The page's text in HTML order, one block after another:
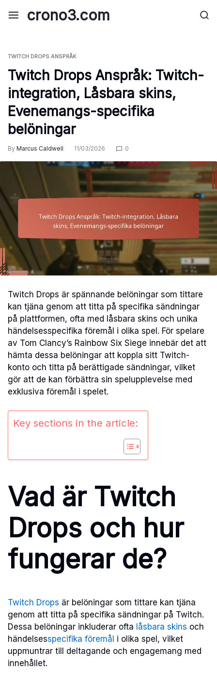
crono3.com
TWITCH DROPS ANSPRÅK
Twitch Drops Anspråk: Twitch-
integration, Låsbara skins,
Evenemangs-specifika
belöningar
By Marcus Caldwell 11/03/2026 0
Twitch Drops är spännande belöningar som tittare
kan tjäna genom att titta på specifika sändningar
på plattformen, ofta med låsbara skins och unika
händelsesspecifika föremål i olika spel. För spelare
av Tom Clancy’s Rainbow Six Siege innebär det att
hämta dessa belöningar att koppla sitt Twitch-
konto och titta på berättigade sändningar, vilket
gör att de kan förbättra sin spelupplevelse med
exklusiva föremål i spelet.
Key sections in the article:
Vad är Twitch
Drops och hur
fungerar de?
Twitch Drops är belöningar som tittare kan tjäna
genom att titta på specifika sändningar på Twitch.
Dessa belöningar inkluderar ofta låsbara skins och
händelsesspecifika föremål i olika spel, vilket
uppmuntrar till deltagande och engagemang med
innehållet.